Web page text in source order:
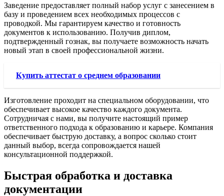
Заведение предоставляет полный набор услуг с занесением в
базу и проведением всех необходимых процессов с
проводкой. Мы гарантируем качество и готовность
документов к использованию. Получив диплом,
подтвержденный гознак, вы получаете возможность начать
новый этап в своей профессиональной жизни.
Купить аттестат о среднем образовании
Изготовление проходит на специальном оборудовании, что
обеспечивает высокое качество каждого документа.
Сотрудничая с нами, вы получите настоящий пример
ответственного подхода к образованию и карьере. Компания
обеспечивает быструю доставку, а вопрос сколько стоит
данный выбор, всегда сопровождается нашей
консультационной поддержкой.
Быстрая обработка и доставка
документации